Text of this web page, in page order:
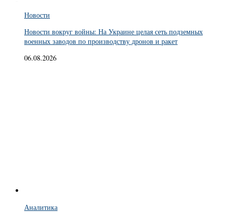
Новости
Новости вокруг войны: На Украине целая сеть подземных
военных заводов по производству дронов и ракет
06.08.2026
Аналитика